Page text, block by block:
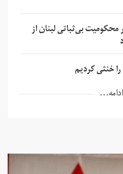
محکومیت بی‌ثباتی لبنان از
خنثی کردیم
ادامه...